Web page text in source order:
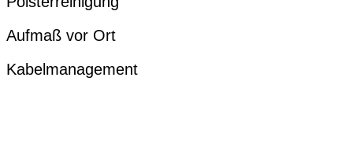
Aufmaß vor Ort
Kabelmanagement